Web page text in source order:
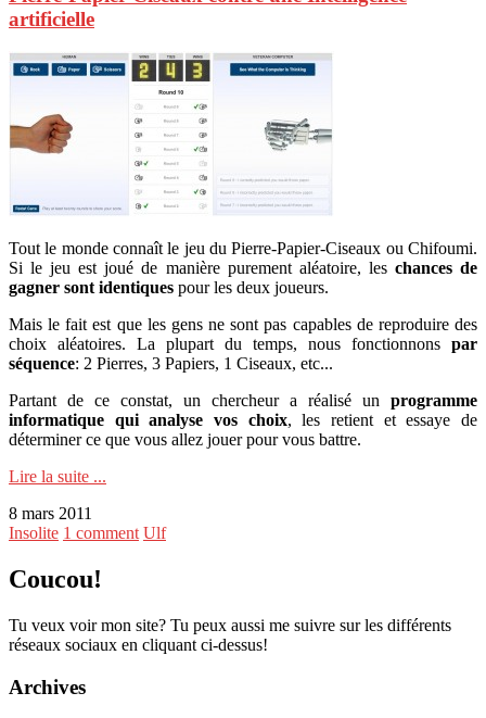
artificielle
Tout le monde connaît le jeu du Pierre-Papier-Ciseaux ou Chifoumi.
Si le jeu est joué de manière purement aléatoire, leschances de
gagner sont identiques pour les deux joueurs.
Mais le fait est que les gens ne sont pas capables de reproduire des
choix aléatoires. La plupart du temps, nous fonctionnons par
séquence: 2 Pierres, 3 Papiers, 1 Ciseaux, etc...
Partant de ce constat, un chercheur a réalisé un programme
informatique qui analyse vos choix, les retient et essaye de
déterminer ce que vous allez jouer pour vous battre.
Lire la suite ...
8 mars 2011
Insolite 1 comment Ulf
Coucou!
Tu veux voir mon site? Tu peux aussi me suivre sur les différents
réseaux sociaux en cliquant ci-dessus!
Archives